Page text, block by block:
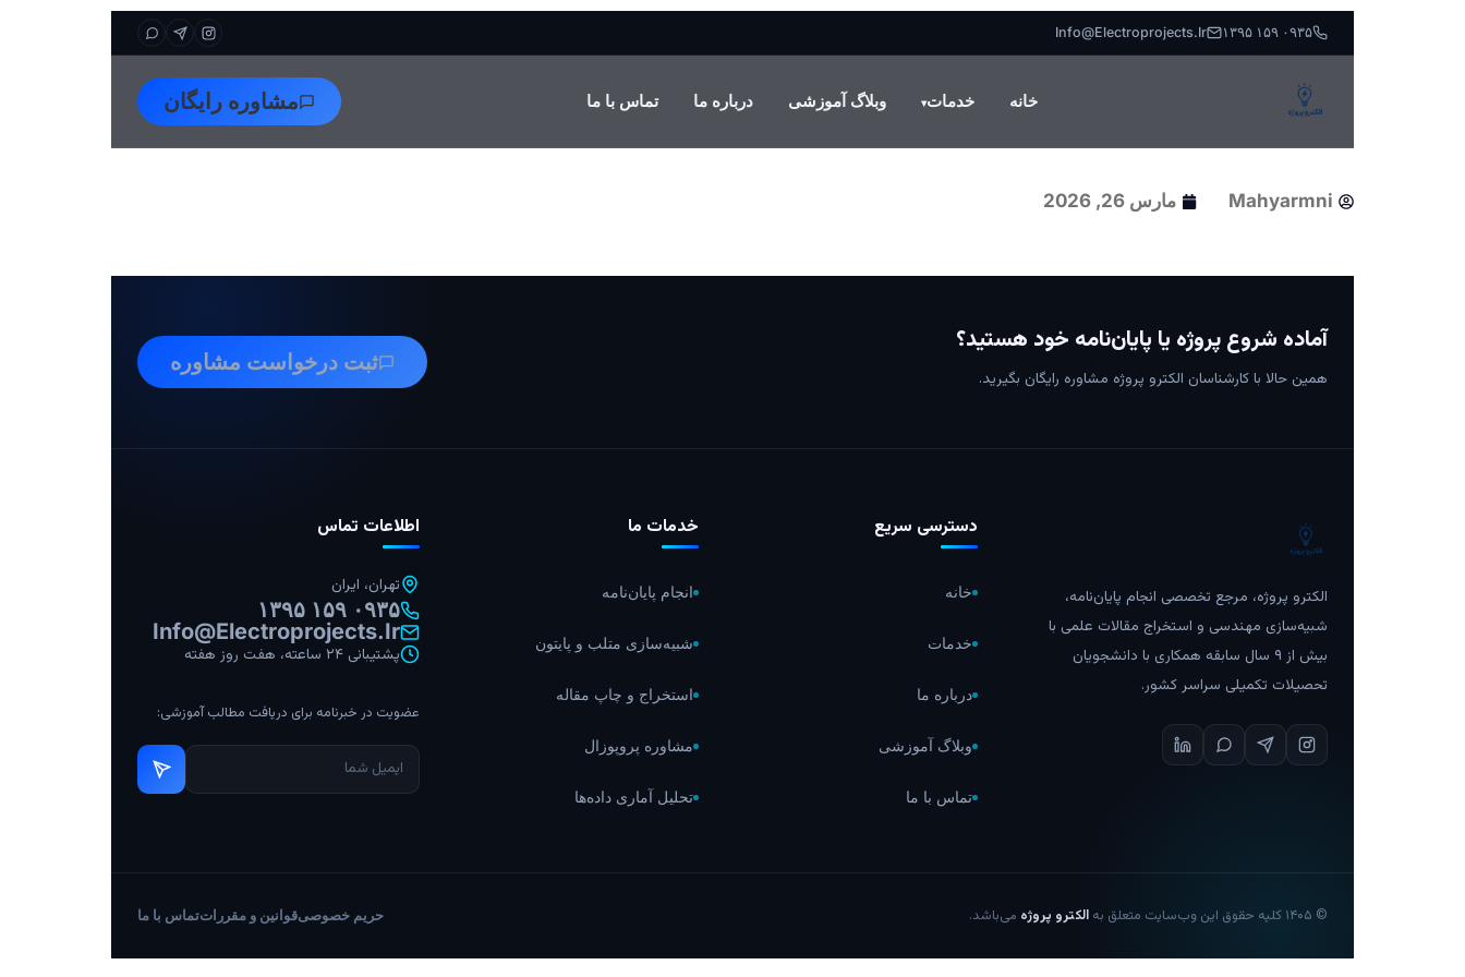
۰۹۳۵ ۱۵۹ ۱۳۹۵ Info@electroprojects.ir
خانه خدمات▾ وبلاگ آموزشی درباره ما تماس با ما مشاوره رایگان
Mahyarmni مارس 26, 2026
آماده شروع پروژه یا پایان‌نامه خود هستید؟
همین حالا با کارشناسان الکترو پروژه مشاوره رایگان بگیرید.
ثبت درخواست مشاوره
الکترو پروژه، مرجع تخصصی انجام پایان‌نامه،
شبیه‌سازی مهندسی و استخراج مقالات علمی با
بیش از ۹ سال سابقه همکاری با دانشجویان
تحصیلات تکمیلی سراسر کشور.
دسترسی سریع
خانه
خدمات
درباره ما
وبلاگ آموزشی
تماس با ما
خدمات ما
انجام پایان‌نامه
شبیه‌سازی متلب و پایتون
استخراج و چاپ مقاله
مشاوره پروپوزال
تحلیل آماری داده‌ها
اطلاعات تماس
تهران، ایران
۰۹۳۵ ۱۵۹ ۱۳۹۵
Info@electroprojects.ir
پشتیبانی ۲۴ ساعته، هفت روز هفته
عضویت در خبرنامه برای دریافت مطالب آموزشی:
© ۱۴۰۵ کلیه حقوق این وب‌سایت متعلق به الکترو پروژه می‌باشد. حریم خصوصیقوانین و مقرراتتماس با ما